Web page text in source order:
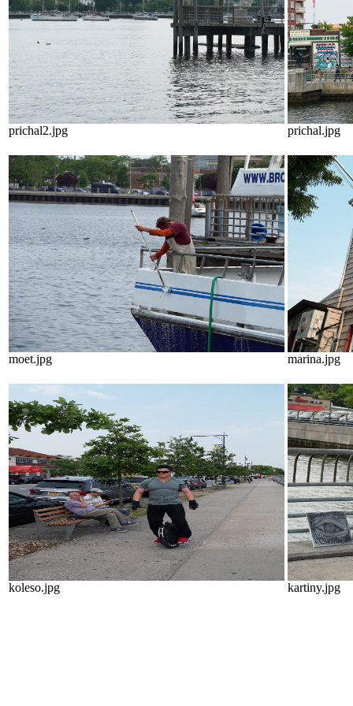
prichal2.jpg prichal.jpg
moet.jpg marina.jpg
koleso.jpg kartiny.jpg